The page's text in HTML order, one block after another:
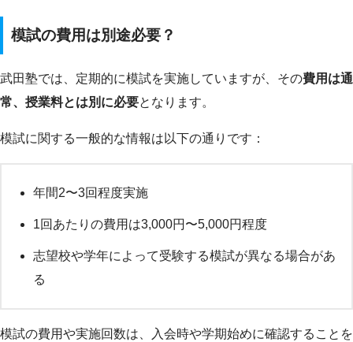
模試の費用は別途必要？
武田塾では、定期的に模試を実施していますが、その費用は通
常、授業料とは別に必要となります。
模試に関する一般的な情報は以下の通りです：
年間2〜3回程度実施
1回あたりの費用は3,000円〜5,000円程度
志望校や学年によって受験する模試が異なる場合があ
る
模試の費用や実施回数は、入会時や学期始めに確認することを